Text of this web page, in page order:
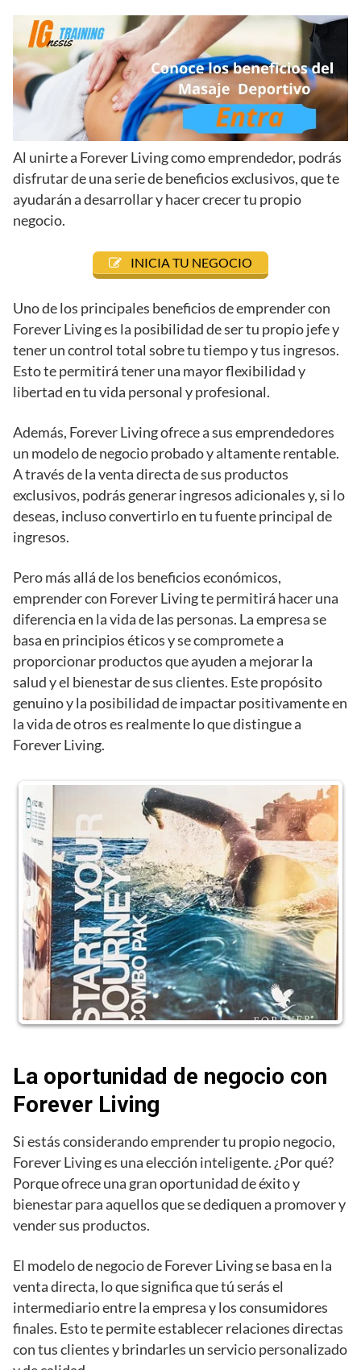
Al unirte a Forever Living como emprendedor, podrás
disfrutar de una serie de beneficios exclusivos, que te
ayudarán a desarrollar y hacer crecer tu propio
negocio.
INICIA TU NEGOCIO
Uno de los principales beneficios de emprender con
Forever Living es la posibilidad de ser tu propio jefe y
tener un control total sobre tu tiempo y tus ingresos.
Esto te permitirá tener una mayor flexibilidad y
libertad en tu vida personal y profesional.
Además, Forever Living ofrece a sus emprendedores
un modelo de negocio probado y altamente rentable.
A través de la venta directa de sus productos
exclusivos, podrás generar ingresos adicionales y, si lo
deseas, incluso convertirlo en tu fuente principal de
ingresos.
Pero más allá de los beneficios económicos,
emprender con Forever Living te permitirá hacer una
diferencia en la vida de las personas. La empresa se
basa en principios éticos y se compromete a
proporcionar productos que ayuden a mejorar la
salud y el bienestar de sus clientes. Este propósito
genuino y la posibilidad de impactar positivamente en
la vida de otros es realmente lo que distingue a
Forever Living.
La oportunidad de negocio con
Forever Living
Si estás considerando emprender tu propio negocio,
Forever Living es una elección inteligente. ¿Por qué?
Porque ofrece una gran oportunidad de éxito y
bienestar para aquellos que se dediquen a promover y
vender sus productos.
El modelo de negocio de Forever Living se basa en la
venta directa, lo que significa que tú serás el
intermediario entre la empresa y los consumidores
finales. Esto te permite establecer relaciones directas
con tus clientes y brindarles un servicio personalizado